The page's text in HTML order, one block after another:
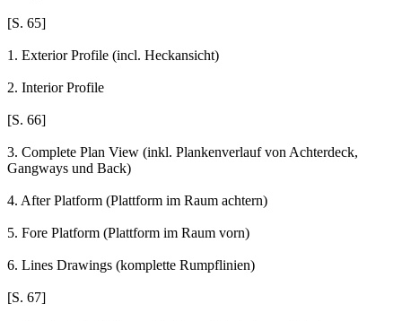
[S. 65]
1. Exterior Profile (incl. Heckansicht)
2. Interior Profile
[S. 66]
3. Complete Plan View (inkl. Plankenverlauf von Achterdeck,
Gangways und Back)
4. After Platform (Plattform im Raum achtern)
5. Fore Platform (Plattform im Raum vorn)
6. Lines Drawings (komplette Rumpflinien)
[S. 67]